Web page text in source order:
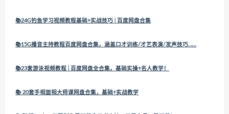
📚24G钓鱼学习视频教程基础+实战技巧│百度网盘合集
📚15G播音主持教程百度网盘合集，涵盖口才训练/才艺表演/发声技巧……
📚23套游泳视频教程│百度网盘全合集，基础实操+名人教学！
📚 20套手相面相大师课网盘合集，基础+实战教学